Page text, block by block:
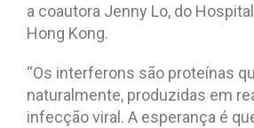
a coautora Jenny Lo, do
Hong Kong.
“Os interferons são proteínas
naturalmente, produzidas em
infecção viral. A esperança é